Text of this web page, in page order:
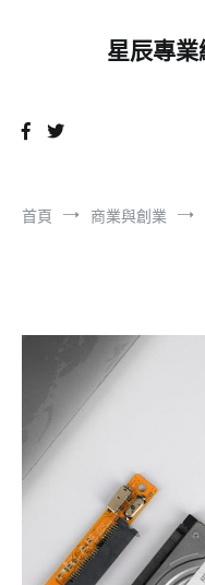
星辰專
首頁 商業與創業